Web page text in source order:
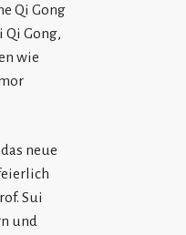
Qi Gong
Qi Gong,
wie
neue
Sui
und